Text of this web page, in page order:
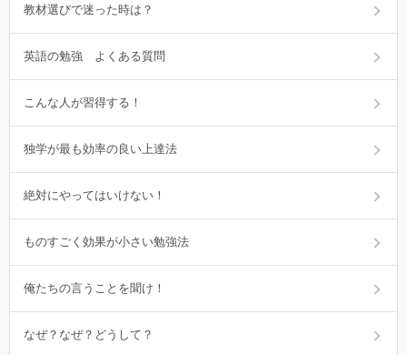
教材選びで迷った時は？
英語の勉強 よくある質問
こんな人が習得する！
独学が最も効率の良い上達法
絶対にやってはいけない！
ものすごく効果が小さい勉強法
俺たちの言うことを聞け！
なぜ？なぜ？どうして？